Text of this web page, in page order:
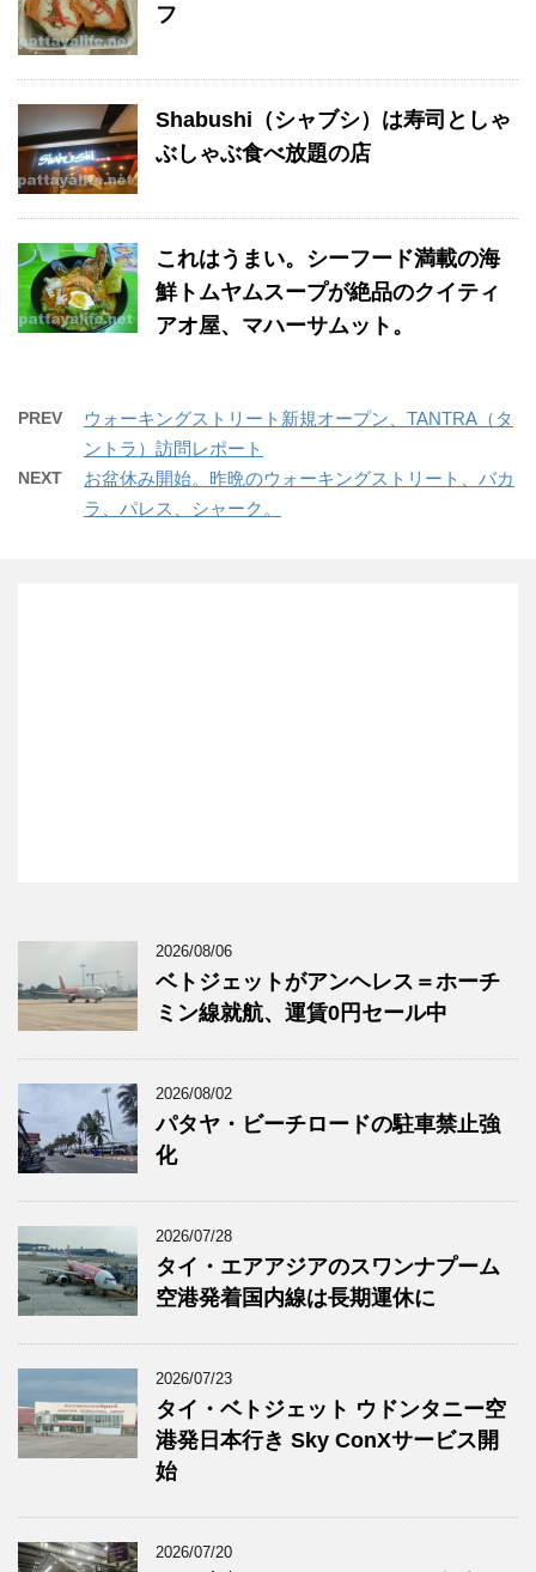
フ
Shabushi（シャブシ）は寿司としゃ
ぶしゃぶ食べ放題の店
これはうまい。シーフード満載の海
鮮トムヤムスープが絶品のクイティ
アオ屋、マハーサムット。
PREV
ウォーキングストリート新規オープン、TANTRA（タ
ントラ）訪問レポート
NEXT
お盆休み開始。昨晩のウォーキングストリート、バカ
ラ、パレス、シャーク。
2026/08/06
ベトジェットがアンヘレス＝ホーチ
ミン線就航、運賃0円セール中
2026/08/02
パタヤ・ビーチロードの駐車禁止強
化
2026/07/28
タイ・エアアジアのスワンナプーム
空港発着国内線は長期運休に
2026/07/23
タイ・ベトジェット ウドンタニー空
港発日本行き Sky ConXサービス開
始
2026/07/20